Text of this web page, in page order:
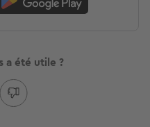
a été utile ?